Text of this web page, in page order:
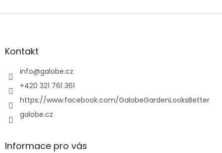
Z
aKontakt
info@galobe.cz
+420 321 761 361
https://www.facebook.com/GalobeGardenLooksBetter
galobe.cz
Informace pro vás